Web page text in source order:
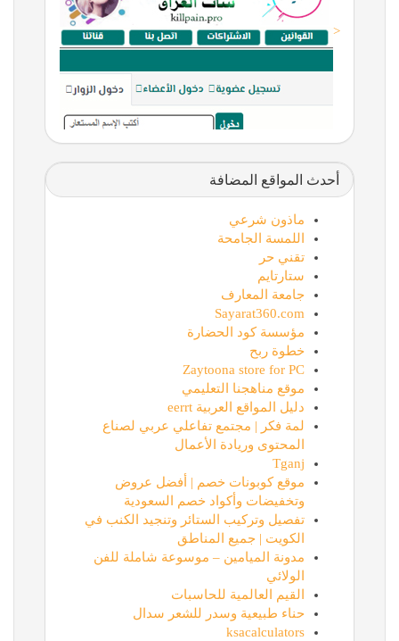
<
أحدث المواقع المضافة
ماذون شرعي
اللمسة الجامحة
تقني حر
ستارتايم
جامعة المعارف
Sayarat360.com
مؤسسة كود الحضارة
خطوة ربح
Zaytoona store for PC
موقع مناهجنا التعليمي
دليل المواقع العربية eerrt
لمة فكر | مجتمع تفاعلي عربي لصناع
المحتوى وريادة الأعمال
Tganj
موقع كوبونات خصم | أفضل عروض
وتخفيضات وأكواد خصم السعودية
تفصيل وتركيب الستائر وتنجيد الكنب في
الكويت | جميع المناطق
مدونة الميامين – موسوعة شاملة للفن
الولائي
القيم العالمية للحاسبات
حناء طبيعية وسدر للشعر سدال
ksacalculators